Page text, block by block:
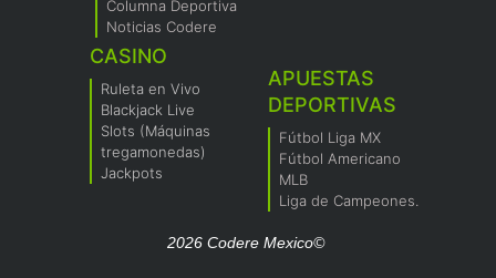
Columna Deportiva
Noticias Codere
CASINO
Ruleta en Vivo
Blackjack Live
Slots (Máquinas
tregamonedas)
Jackpots
APUESTAS
DEPORTIVAS
Fútbol Liga MX
Fútbol Americano
MLB
Liga de Campeones.
2026 Codere Mexico©